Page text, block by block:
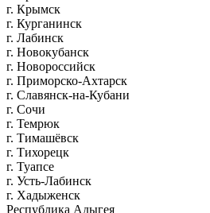
г. Крымск
г. Курганинск
г. Лабинск
г. Новокубанск
г. Новороссийск
г. Приморско-Ахтарск
г. Славянск-на-Кубани
г. Сочи
г. Темрюк
г. Тимашёвск
г. Тихорецк
г. Туапсе
г. Усть-Лабинск
г. Хадыженск
Республика Адыгея